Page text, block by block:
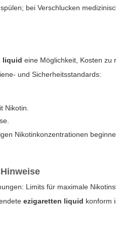
bei Verschlucken
liquid eine Möglichkeit, Kosten zu
und Sicherheitsstandards:
Nikotin.
Nikotinkonzentrationen
Limits für maximale
ezigaretten liquid konform